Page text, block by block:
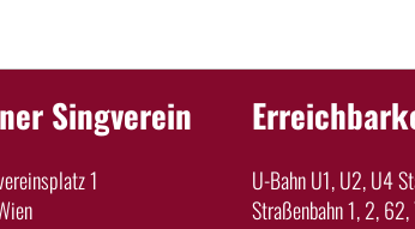
Singverein
1
U-Bahn U1, U2, U4
Straßenbahn 1, 2, 62,